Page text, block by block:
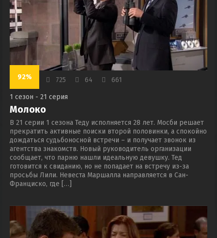
92% 725 64 661
1 сезон - 21 серия
Молоко
В 21 серии 1 сезона Теду исполняется 28 лет. Мосби решает
прекратить активные поиски второй половинки, а спокойно
дождаться судьбоносной встречи – и получает звонок из
агентства знакомств. Новый руководитель организации
сообщает, что парню нашли идеальную девушку. Тед
готовится к свиданию, но не попадает на встречу из-за
просьбы Лили. Невеста Маршалла направляется в Сан-
Франциско, где […]